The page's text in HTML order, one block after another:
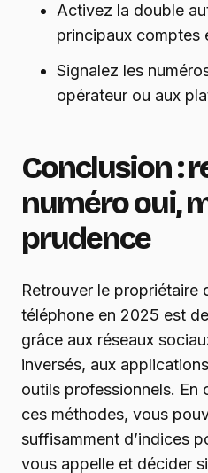
Activez la double
principaux comptes
Signalez les
opérateur ou aux
Conclusion :
numéro oui,
prudence
Retrouver le propriétaire
téléphone en 2025 est
grâce aux réseaux
inversés, aux
outils professionnels. En
ces méthodes, vous
suffisamment d’indices
vous appelle et décider